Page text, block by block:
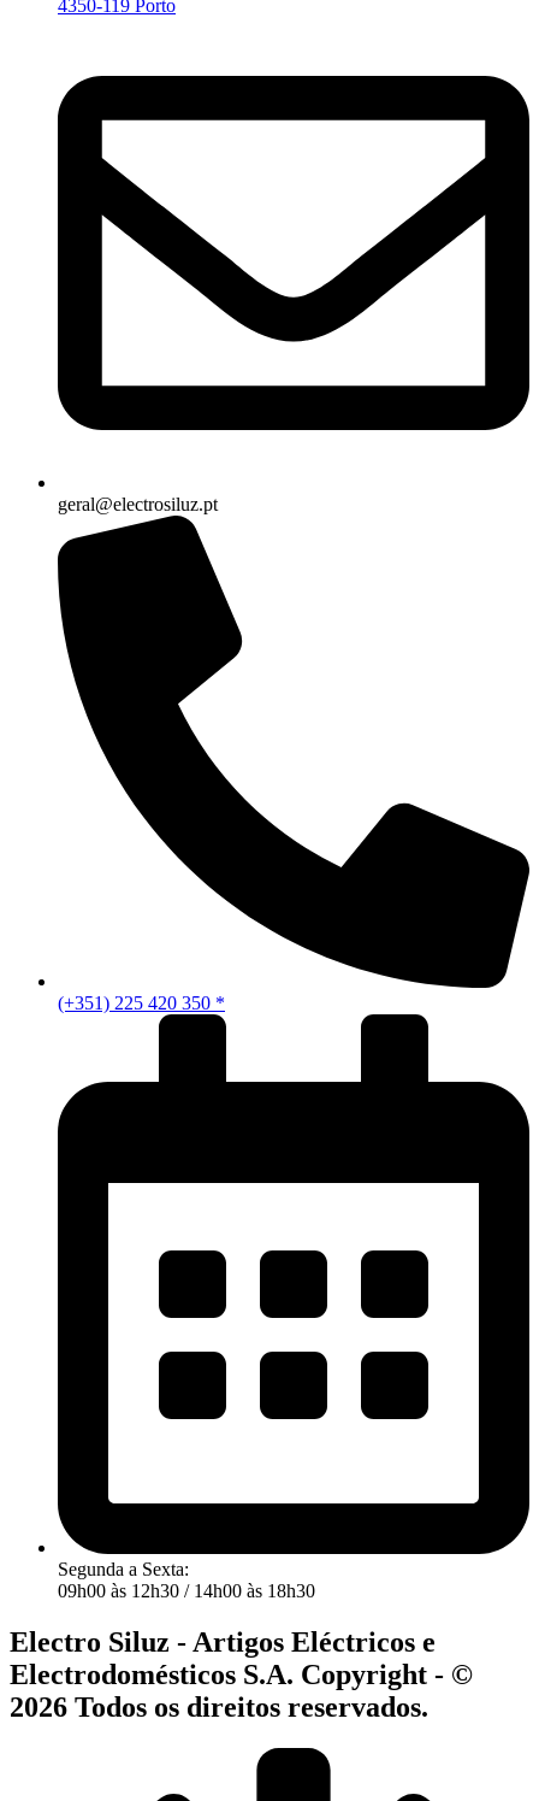
4350-119 Porto
geral@electrosiluz.pt
(+351) 225 420 350 *
Segunda a Sexta:
09h00 às 12h30 / 14h00 às 18h30
Electro Siluz - Artigos Eléctricos e
Electrodomésticos S.A. Copyright - ©
2026 Todos os direitos reservados.